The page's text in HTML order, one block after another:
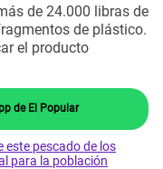
de 24.000 libras de
de plástico.
el producto
de El Popular
este pescado de los
para la población